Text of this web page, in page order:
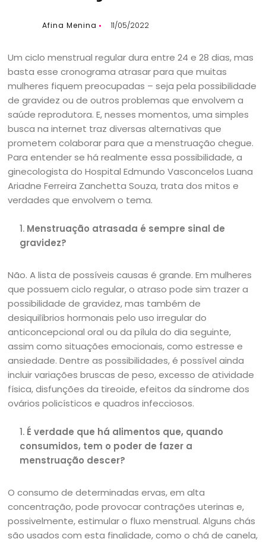
Afina Menina 11/05/2022
Um ciclo menstrual regular dura entre 24 e 28 dias, mas
basta esse cronograma atrasar para que muitas
mulheres fiquem preocupadas – seja pela possibilidade
de gravidez ou de outros problemas que envolvem a
saúde reprodutora. E, nesses momentos, uma simples
busca na internet traz diversas alternativas que
prometem colaborar para que a menstruação chegue.
Para entender se há realmente essa possibilidade, a
ginecologista do Hospital Edmundo Vasconcelos Luana
Ariadne Ferreira Zanchetta Souza, trata dos mitos e
verdades que envolvem o tema.
Menstruação atrasada é sempre sinal de
gravidez?
Não. A lista de possíveis causas é grande. Em mulheres
que possuem ciclo regular, o atraso pode sim trazer a
possibilidade de gravidez, mas também de
desiquilíbrios hormonais pelo uso irregular do
anticoncepcional oral ou da pílula do dia seguinte,
assim como situações emocionais, como estresse e
ansiedade. Dentre as possibilidades, é possível ainda
incluir variações bruscas de peso, excesso de atividade
física, disfunções da tireoide, efeitos da síndrome dos
ovários policísticos e quadros infecciosos.
É verdade que há alimentos que, quando
consumidos, tem o poder de fazer a
menstruação descer?
O consumo de determinadas ervas, em alta
concentração, pode provocar contrações uterinas e,
possivelmente, estimular o fluxo menstrual. Alguns chás
são usados com esta finalidade, como o chá de canela,